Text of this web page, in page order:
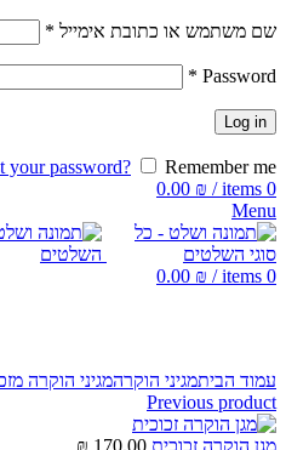
שם משתמש או כתובת אימייל *
Password
*
Log in
your password?
Remember me
0
items
/
0.00 ₪
Menu
0
items
/
0.00 ₪
עמוד הביתמגיני הוקרהמגיני הוקרה
Previous product
מגן הוקרה זכוכית 170.00
₪